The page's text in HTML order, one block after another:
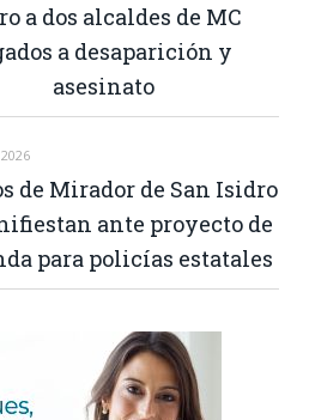
a dos alcaldes de MC
a desaparición y
asesinato
de Mirador de San Isidro
ante proyecto de
para policías estatales